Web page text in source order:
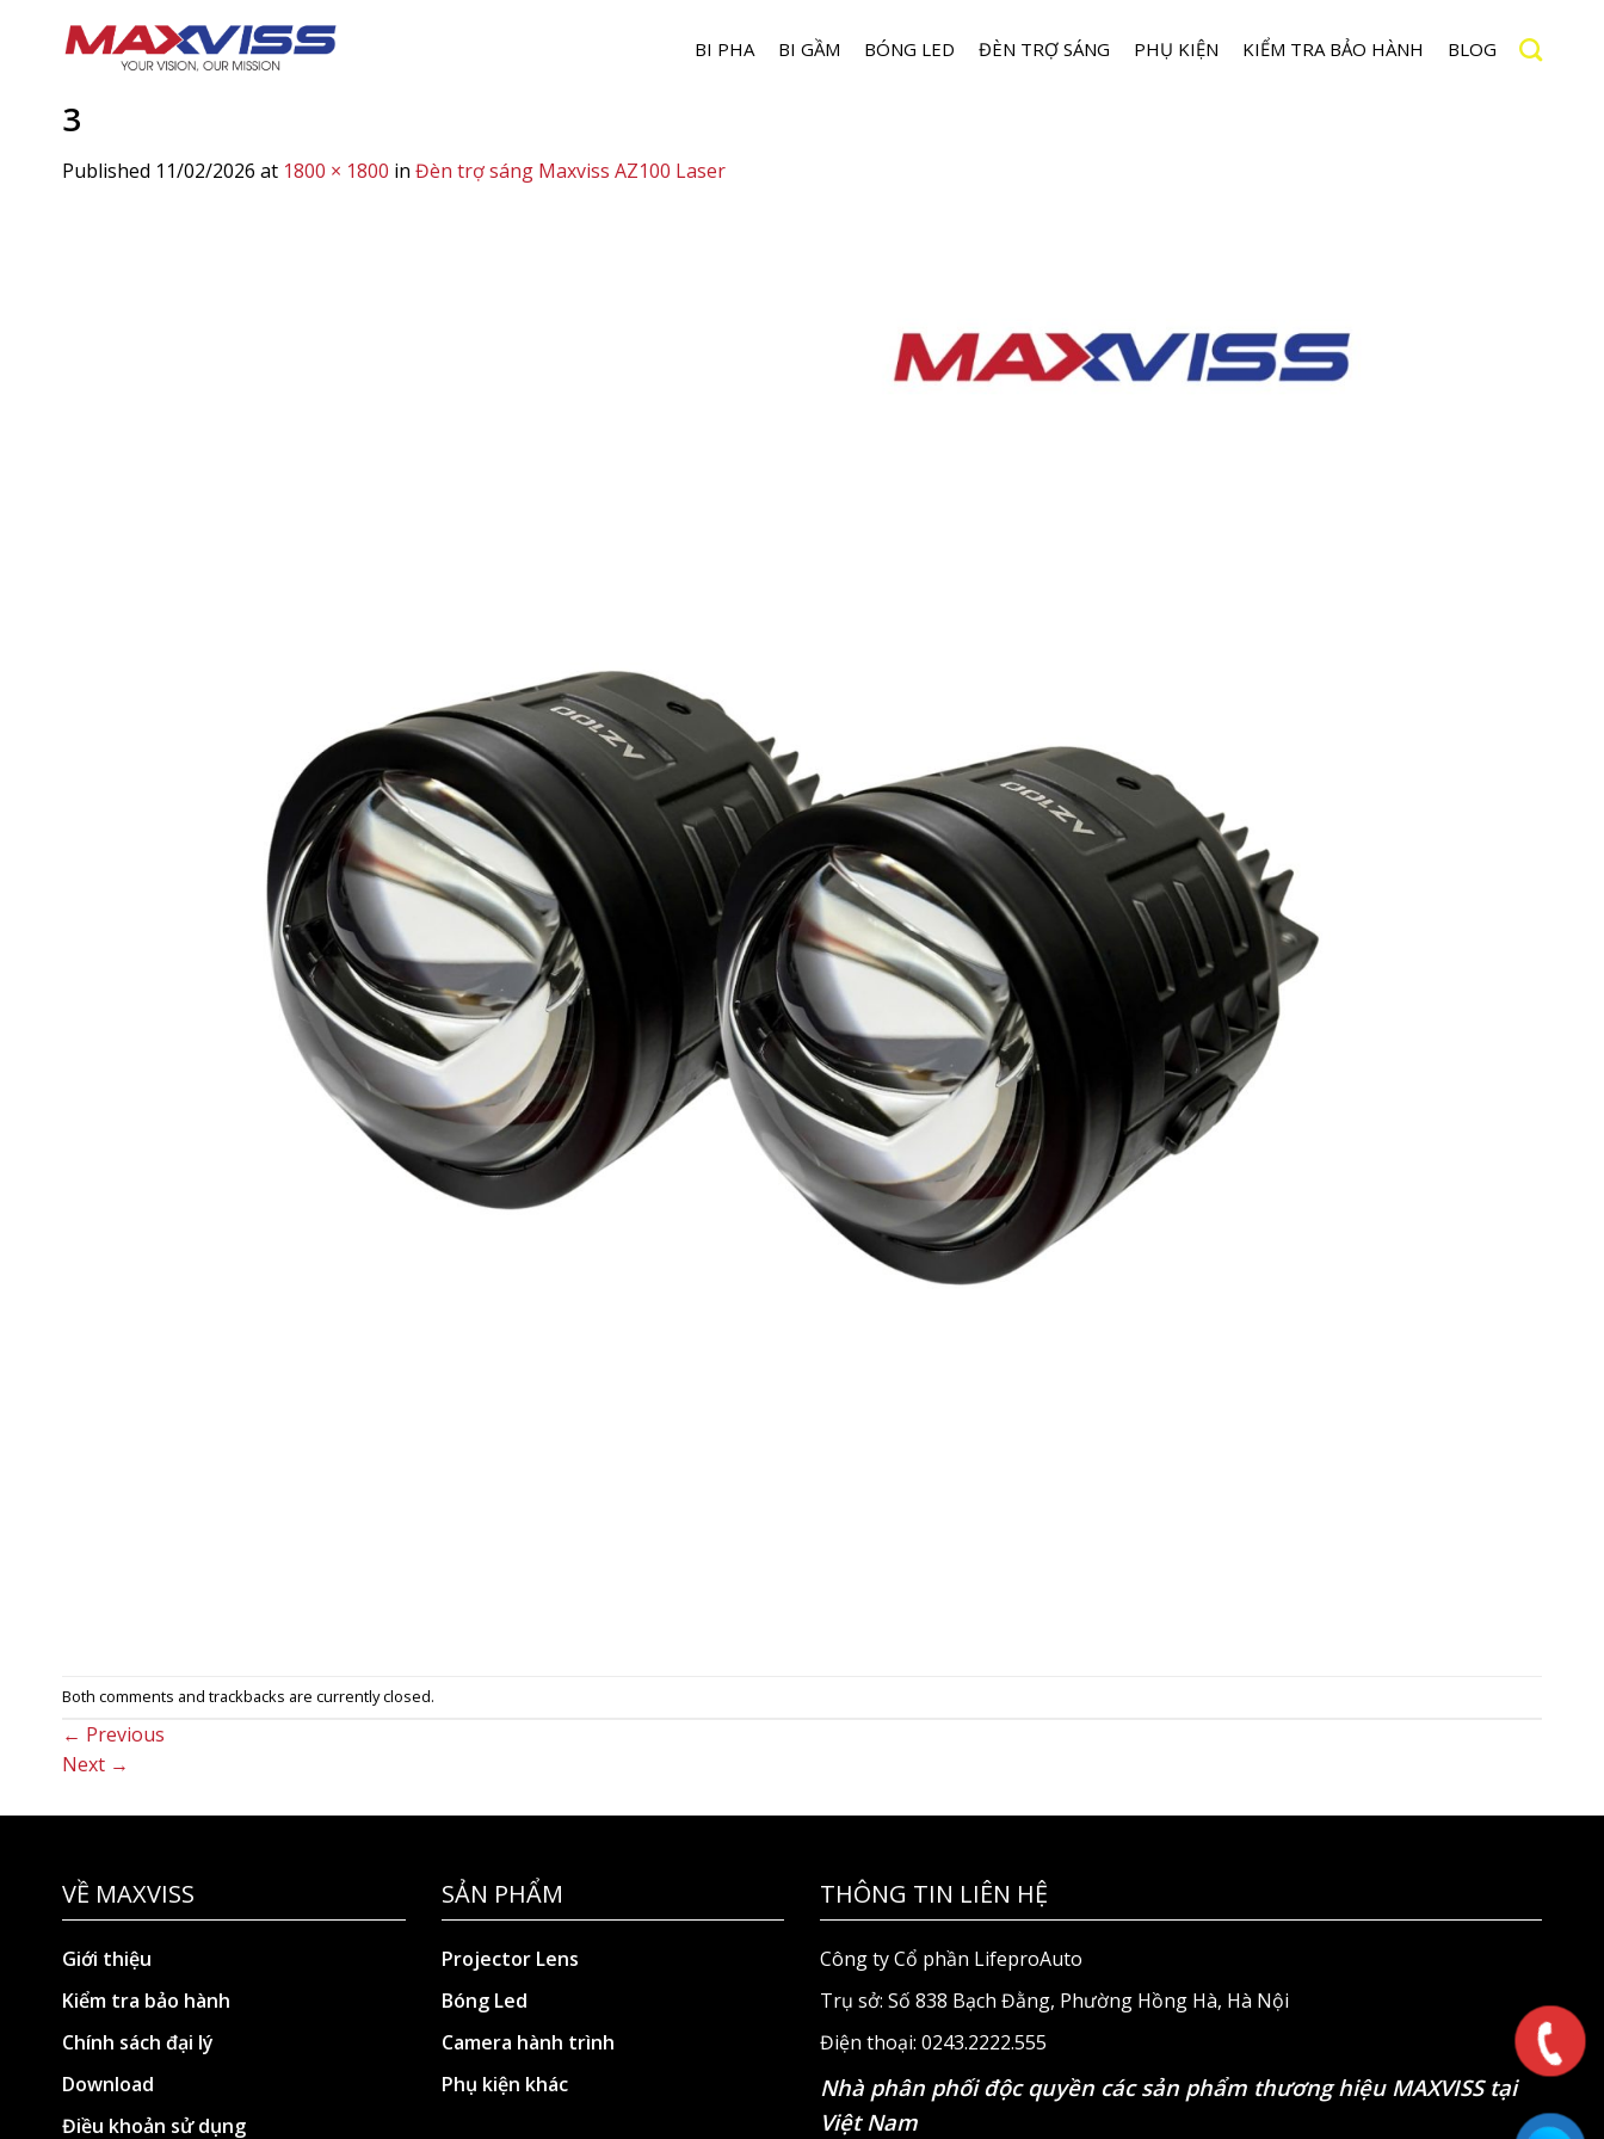
BI PHA BI GẦM BÓNG LED ĐÈN TRỢ SÁNG PHỤ KIỆN KIỂM TRA BẢO HÀNH BLOG
3
Published 11/02/2026 at 1800 × 1800 in Đèn trợ sáng Maxviss AZ100 Laser
Both comments and trackbacks are currently closed.
← Previous
Next →
VỀ MAXVISS
Giới thiệu
Kiểm tra bảo hành
Chính sách đại lý
Download
Điều khoản sử dụng
SẢN PHẨM
Projector Lens
Bóng Led
Camera hành trình
Phụ kiện khác
THÔNG TIN LIÊN HỆ
Công ty Cổ phần LifeproAuto
Trụ sở: Số 838 Bạch Đằng, Phường Hồng Hà, Hà Nội
Điện thoại: 0243.2222.555
Nhà phân phối độc quyền các sản phẩm thương hiệu MAXVISS tại
Việt Nam